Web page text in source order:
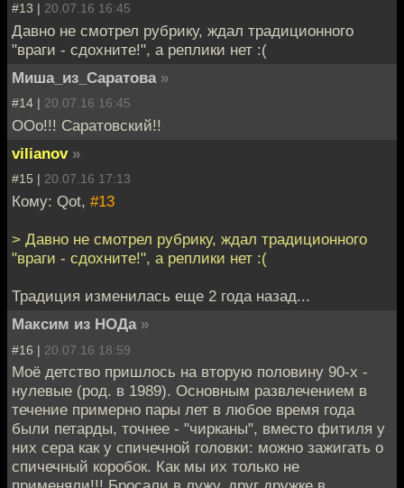
#13 | 20.07.16 16:45
Давно не смотрел рубрику, ждал традиционного
"враги - сдохните!", а реплики нет :(
Миша_из_Саратова »
#14 | 20.07.16 16:45
ООо!!! Саратовский!!
vilianov »
#15 | 20.07.16 17:13
Кому: Qot, #13
> Давно не смотрел рубрику, ждал традиционного
"враги - сдохните!", а реплики нет :(
Традиция изменилась еще 2 года назад...
Максим из НОДа »
#16 | 20.07.16 18:59
Моё детство пришлось на вторую половину 90-х -
нулевые (род. в 1989). Основным развлечением в
течение примерно пары лет в любое время года
были петарды, точнее - "чирканы", вместо фитиля у
них сера как у спичечной головки: можно зажигать о
спичечный коробок. Как мы их только не